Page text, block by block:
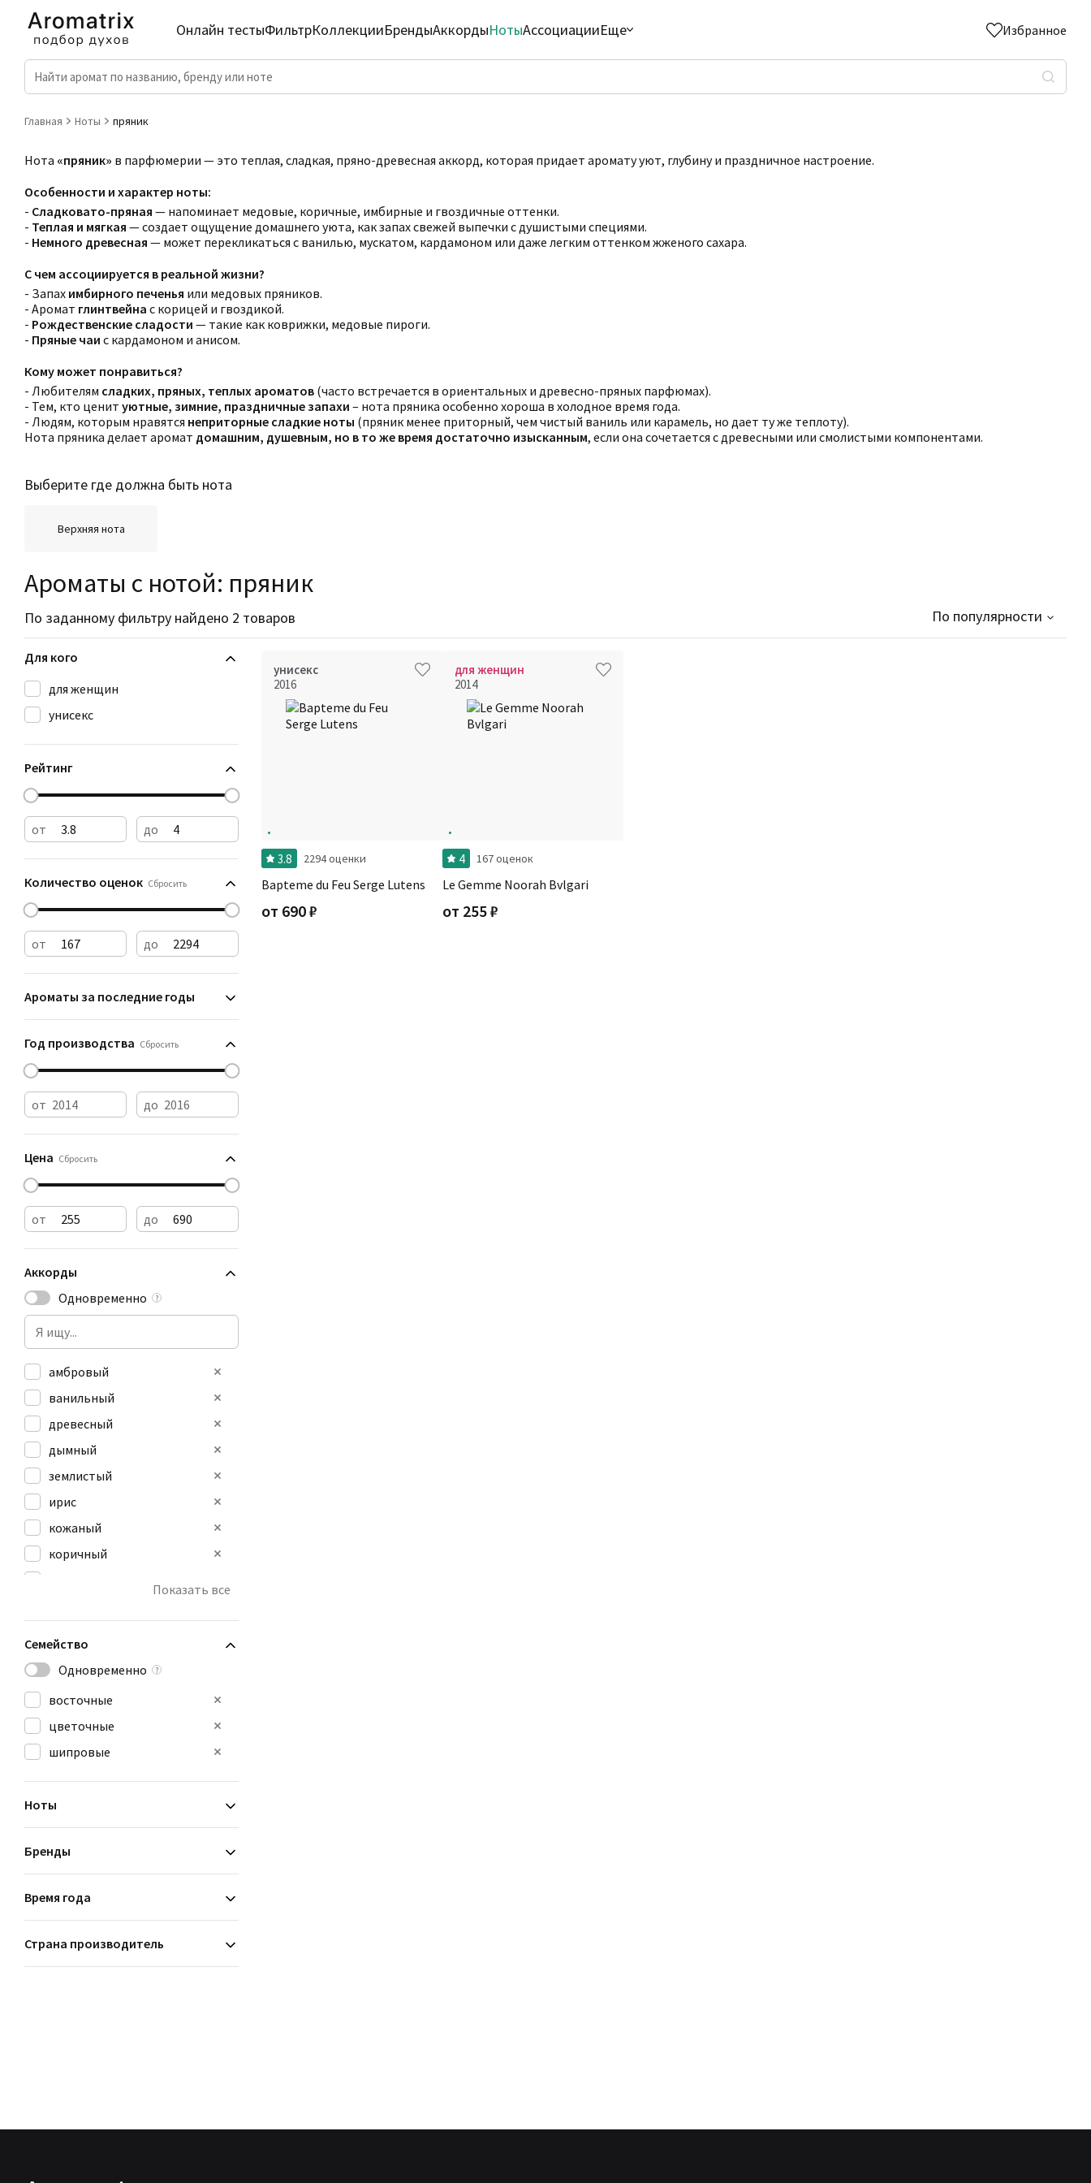
Онлайн тестыФильтрКоллекцииБрендыАккордыНотыАссоциацииЕще Избранное
Главная Ноты пряник
Нота «пряник» в парфюмерии — это теплая, сладкая, пряно-древесная аккорд, которая придает аромату уют, глубину и праздничное настроение.
Особенности и характер ноты:
- Сладковато-пряная — напоминает медовые, коричные, имбирные и гвоздичные оттенки.
- Теплая и мягкая — создает ощущение домашнего уюта, как запах свежей выпечки с душистыми специями.
- Немного древесная — может перекликаться с ванилью, мускатом, кардамоном или даже легким оттенком жженого сахара.
С чем ассоциируется в реальной жизни?
- Запах имбирного печенья или медовых пряников.
- Аромат глинтвейна с корицей и гвоздикой.
- Рождественские сладости — такие как коврижки, медовые пироги.
- Пряные чаи с кардамоном и анисом.
Кому может понравиться?
- Любителям сладких, пряных, теплых ароматов (часто встречается в ориентальных и древесно-пряных парфюмах).
- Тем, кто ценит уютные, зимние, праздничные запахи – нота пряника особенно хороша в холодное время года.
- Людям, которым нравятся неприторные сладкие ноты (пряник менее приторный, чем чистый ваниль или карамель, но дает ту же теплоту).
Нота пряника делает аромат домашним, душевным, но в то же время достаточно изысканным, если она сочетается с древесными или смолистыми компонентами.
Выберите где должна быть нота
Верхняя нота
Ароматы с нотой: пряник
По заданному фильтру найдено 2 товаров По популярности
Для кого
для женщин
унисекс
Рейтинг
от до
Количество оценок Сбросить
от до
Ароматы за последние годы
Год производства Сбросить
от до
Цена Сбросить
от до
Аккорды
Одновременно
?
амбровый
ванильный
древесный
дымный
землистый
ирис
кожаный
коричный
Показать все
Семейство
Одновременно
?
восточные
цветочные
шипровые
Ноты
Бренды
Время года
Страна производитель
унисекс
2016
3.8 2294 оценки
Bapteme du Feu Serge Lutens
от 690₽
для женщин
2014
4 167 оценок
Le Gemme Noorah Bvlgari
от 255₽